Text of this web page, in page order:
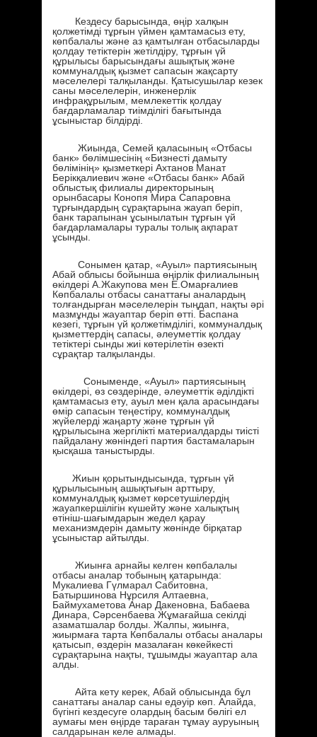
Кездесу барысында, өңір халқын
қолжетімді тұрғын үймен қамтамасыз ету,
көпбалалы және аз қамтылған отбасыларды
қолдау тетіктерін жетілдіру, тұрғын үй
құрылысы барысындағы ашықтық және
коммуналдық қызмет сапасын жақсарту
мәселелері талқыланды. Қатысушылар кезек
саны мәселелерін, инженерлік
инфрақұрылым, мемлекеттік қолдау
бағдарламалар тиімділігі бағытында
ұсыныстар білдірді.
Жиында, Семей қаласының «Отбасы
банк» бөлімшесінің «Бизнесті дамыту
бөлімінің» қызметкері Ахтанов Манат
Берікқалиевич және «Отбасы банк» Абай
облыстық филиалы директорының
орынбасары Конопя Мира Сапаровна
тұрғындардың сұрақтарына жауап беріп,
банк тарапынан ұсынылатын тұрғын үй
бағдарламалары туралы толық ақпарат
ұсынды.
Сонымен қатар, «Ауыл» партиясының
Абай облысы бойынша өңірлік филиалының
өкілдері А.Жакупова мен Е.Омарғалиев
Көпбалалы отбасы санаттағы аналардың
толғандырған мәселелерін тыңдап, нақты әрі
мазмұнды жауаптар беріп өтті. Баспана
кезегі, тұрғын үй қолжетімділігі, коммуналдық
қызметтердің сапасы, әлеуметтік қолдау
тетіктері сынды жиі көтерілетін өзекті
сұрақтар талқыланды.
Соныменде, «Ауыл» партиясының
өкілдері, өз сөздерінде, әлеуметтік әділдікті
қамтамасыз ету, ауыл мен қала арасындағы
өмір сапасын теңестіру, коммуналдық
жүйелерді жаңарту және тұрғын үй
құрылысына жергілікті материалдарды тиісті
пайдалану жөніндегі партия бастамаларын
қысқаша таныстырды.
Жиын қорытындысында, тұрғын үй
құрылысының ашықтығын арттыру,
коммуналдық қызмет көрсетушілердің
жауапкершілігін күшейту және халықтың
өтініш-шағымдарын жедел қарау
механизмдерін дамыту жөнінде бірқатар
ұсыныстар айтылды.
Жиынға арнайы келген көпбалалы
отбасы аналар тобының қатарында:
Мукалиева Гүлмарал Сабитовна,
Батыршинова Нұрсиля Алтаевна,
Баймухаметова Анар Дакеновна, Бабаева
Динара, Сәрсенбаева Жұмағайша секілді
азаматшалар болды. Жалпы, жиынға,
жиырмаға тарта Көпбалалы отбасы аналары
қатысып, өздерін мазалаған көкейкесті
сұрақтарына нақты, тұшымды жауаптар ала
алды.
Айта кету керек, Абай облысында бұл
санаттағы аналар саны едәуір көп. Алайда,
бүгінгі кездесуге олардың басым бөлігі ел
аумағы мен өңірде тараған тұмау ауруының
салдарынан келе алмады.